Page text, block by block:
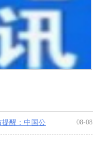
醒：中国公
08-08